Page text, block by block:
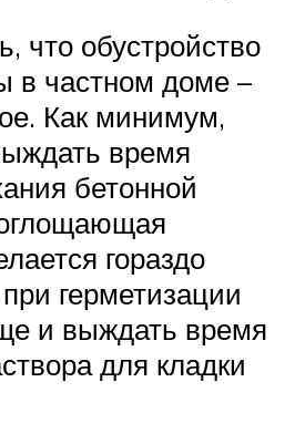
что обустройство
в частном доме –
Как минимум,
время
бетонной
гораздо
герметизации
и выждать время
для кладки